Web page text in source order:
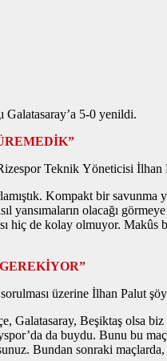
Galatasaray’a 5-0 yenildi.
Teknik Yöneticisi
Kompakt bir
yansımaların olacağı
hiç de kolay olmuyor. Makûs
üzerine İlhan Palut
Galatasaray, Beşiktaş olsa
da buydu. Bunu bu
Bundan sonraki